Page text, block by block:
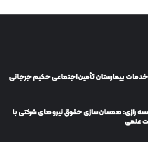
بیمارستان تأمین‌اجتماعی حکیم جرجانی
رازی: همسان‌سازی حقوق نیروهای شرکتی با
علمی